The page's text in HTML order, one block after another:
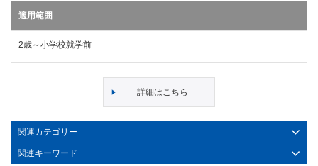
適用範囲
2歳～小学校就学前
詳細はこちら
関連カテゴリー
関連キーワード